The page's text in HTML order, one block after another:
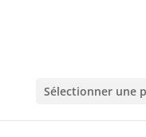
Sélectionner une